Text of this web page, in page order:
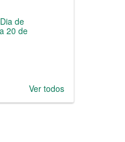
de
20 de
Ver todos